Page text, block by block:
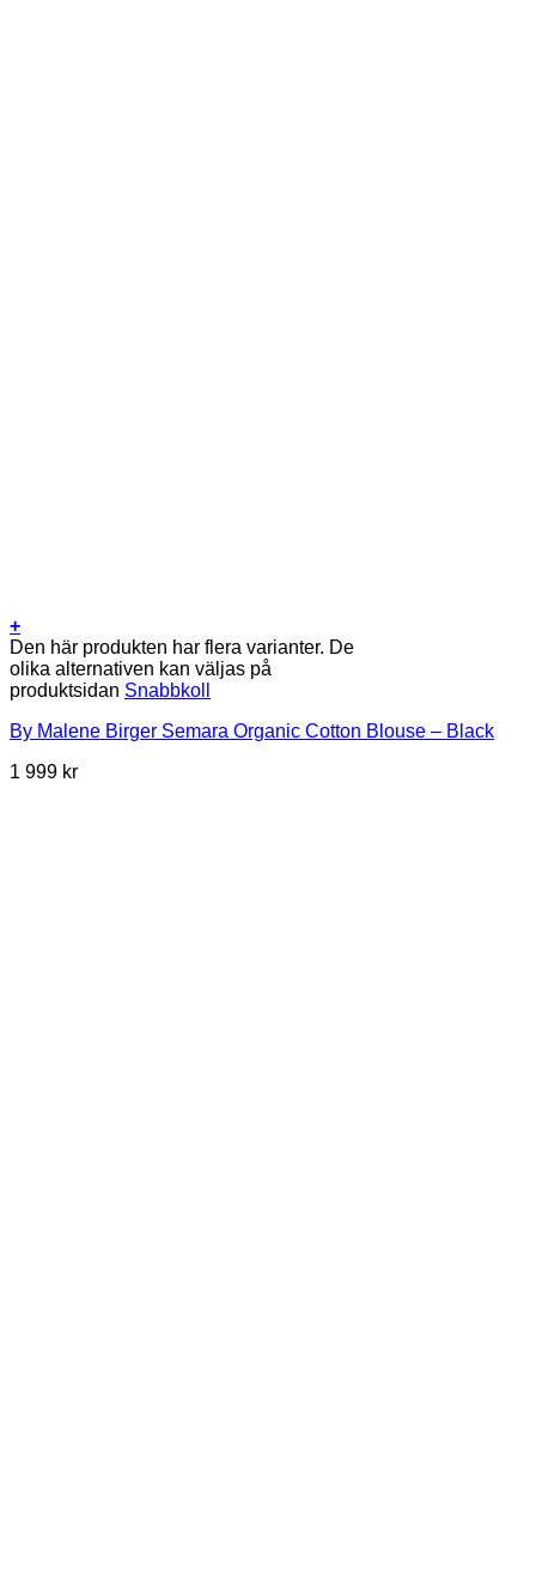
+
Den här produkten har flera varianter. De
olika alternativen kan väljas på
produktsidan Snabbkoll
By Malene Birger Semara Organic Cotton Blouse – Black
1 999 kr